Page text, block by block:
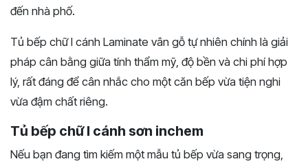
đến nhà phố.
Tủ bếp chữ I cánh Laminate vân gỗ tự nhiên chính là giải
pháp cân bằng giữa tính thẩm mỹ, độ bền và chi phí hợp
lý, rất đáng để cân nhắc cho một căn bếp vừa tiện nghi
vừa đậm chất riêng.
Tủ bếp chữ I cánh sơn inchem
Nếu bạn đang tìm kiếm một mẫu tủ bếp vừa sang trọng,